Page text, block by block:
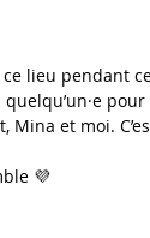
lieu pendant
Mina et moi.
💜